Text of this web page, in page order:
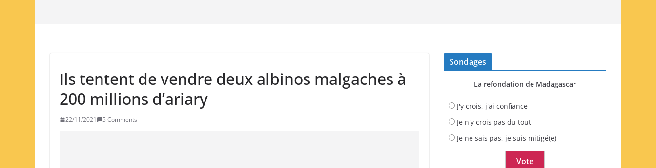
Ils tentent de vendre deux albinos malgaches à
200 millions d’ariary
22/11/2021 5 Comments
Sondages
La refondation de Madagascar
J'y crois, j'ai confiance
Je n'y crois pas du tout
Je ne sais pas, je suis mitigé(e)